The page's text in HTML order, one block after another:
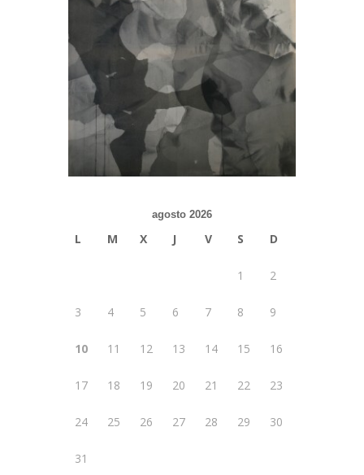
agosto 2026
L M X J V S D
1 2
3 4 5 6 7 8 9
10 11 12 13 14 15 16
17 18 19 20 21 22 23
24 25 26 27 28 29 30
31